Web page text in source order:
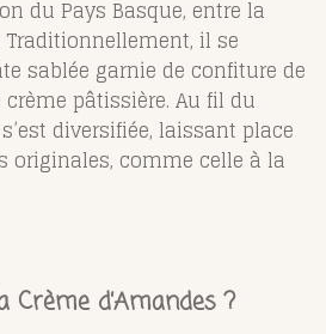
du Pays Basque, entre la
Traditionnellement, il se
sablée garnie de confiture de
pâtissière. Au fil du
diversifiée, laissant place
originales, comme celle à la
Crème d’Amandes ?